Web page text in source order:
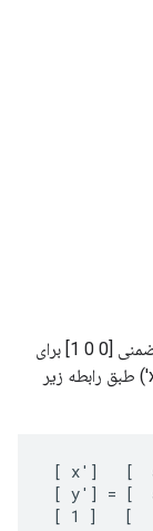
AffineTransform از یک ماتریس ۳x۳ با سطر آخر ضمنی [0 0 1] برای
تبدیل مختصات مبدا (x,y) به مختصات مقصد (x', y') طبق رابطه زیر
[ x']   [
[ y'] = [